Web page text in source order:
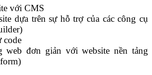
với CMS
dựa trên sự hỗ trợ của các công cụ
code
web đơn giản với website nền tảng